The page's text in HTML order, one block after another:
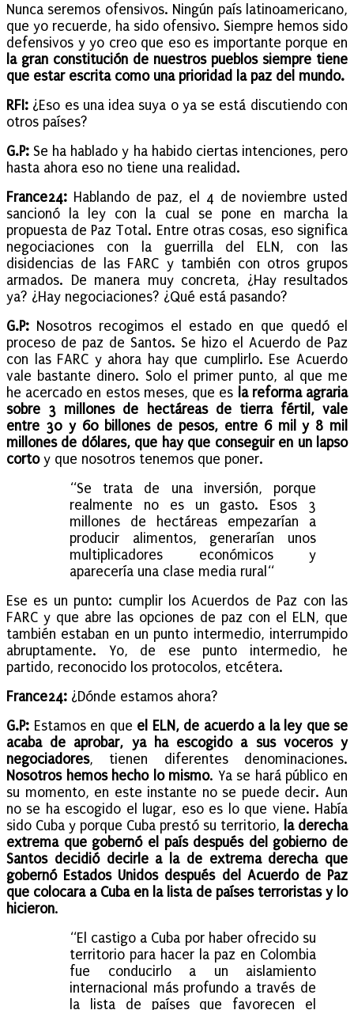
Nunca seremos ofensivos. Ningún país latinoamericano,
que yo recuerde, ha sido ofensivo. Siempre hemos sido
defensivos y yo creo que eso es importante porque en
la gran constitución de nuestros pueblos siempre tiene
que estar escrita como una prioridad la paz del mundo.
RFI: ¿Eso es una idea suya o ya se está discutiendo con
otros países?
G.P: Se ha hablado y ha habido ciertas intenciones, pero
hasta ahora eso no tiene una realidad.
France24: Hablando de paz, el 4 de noviembre usted
sancionó la ley con la cual se pone en marcha la
propuesta de Paz Total. Entre otras cosas, eso significa
negociaciones con la guerrilla del ELN, con las
disidencias de las FARC y también con otros grupos
armados. De manera muy concreta, ¿Hay resultados
ya? ¿Hay negociaciones? ¿Qué está pasando?
G.P: Nosotros recogimos el estado en que quedó el
proceso de paz de Santos. Se hizo el Acuerdo de Paz
con las FARC y ahora hay que cumplirlo. Ese Acuerdo
vale bastante dinero. Solo el primer punto, al que me
he acercado en estos meses, que es la reforma agraria
sobre 3 millones de hectáreas de tierra fértil, vale
entre 30 y 60 billones de pesos, entre 6 mil y 8 mil
millones de dólares, que hay que conseguir en un lapso
cortoy que nosotros tenemos que poner.
“Se trata de una inversión, porque
realmente no es un gasto. Esos 3
millones de hectáreas empezarían a
producir alimentos, generarían unos
multiplicadores económicos y
aparecería una clase media rural“
Ese es un punto: cumplir los Acuerdos de Paz con las
FARC y que abre las opciones de paz con el ELN, que
también estaban en un punto intermedio, interrumpido
abruptamente. Yo, de ese punto intermedio, he
partido, reconocido los protocolos, etcétera.
France24: ¿Dónde estamos ahora?
G.P: Estamos en que el ELN, de acuerdo a la ley que se
acaba de aprobar, ya ha escogido a sus voceros y
negociadores, tienen diferentes denominaciones.
Nosotros hemos hecho lo mismo. Ya se hará público en
su momento, en este instante no se puede decir. Aun
no se ha escogido el lugar, eso es lo que viene. Había
sido Cuba y porque Cuba prestó su territorio, la derecha
extrema que gobernó el país después del gobierno de
Santos decidió decirle a la de extrema derecha que
gobernó Estados Unidos después del Acuerdo de Paz
que colocara a Cuba en la lista de países terroristas y lo
hicieron.
“El castigo a Cuba por haber ofrecido su
territorio para hacer la paz en Colombia
fue conducirlo a un aislamiento
internacional más profundo a través de
la lista de países que favorecen el